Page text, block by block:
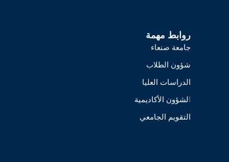
روابط مهمة
جامعة صنعاء
شؤون الطلاب
الدراسات العليا
الشؤون الأكاديمية
التقويم الجامعي